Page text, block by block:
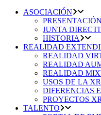
ASOCIACIÓN
PRESENTACIÓN
JUNTA
HISTORIA
REALIDAD
REALIDAD
REALIDAD
REALIDAD
USOS DE LA XR
DIFERENCIAS
PROYECTOS
TALENTO